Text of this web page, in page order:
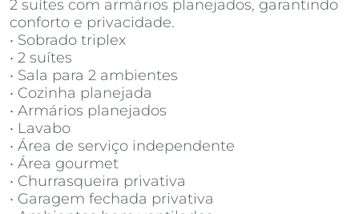
2 suítes com armários planejados, garantindo
conforto e privacidade.
• Sobrado triplex
• 2 suítes
• Sala para 2 ambientes
• Cozinha planejada
• Armários planejados
• Lavabo
• Área de serviço independente
• Área gourmet
• Churrasqueira privativa
• Garagem fechada privativa